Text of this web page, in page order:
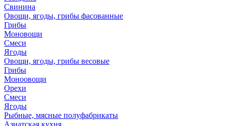
Свинина
Овощи, ягоды, грибы фасованные
Грибы
Моновощи
Смеси
Ягоды
Овощи, ягоды, грибы весовые
Грибы
Моноовощи
Орехи
Смеси
Ягоды
Рыбные, мясные полуфабрикаты
Азиатская кухня